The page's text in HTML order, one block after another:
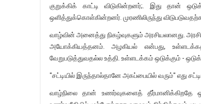
குறுக்கிக் காட்டி விடுகின்றனர்;. இது தான்
ஒளித்துக்கொள்கின்றனர். முரணிலிருந்து
வாழ்வின் அனைத்து நிகழ்வுகளும் அரசியலானது.
அயோக்கியத்தனம். அழகியல் என்பது,
வேறுபடுத்துவதல்ல உத்தி. உள்ளடக்கம் ஒடுக்கும் -
"சட்டியில் இருந்தால்தானே அகப்பையில் வரும்" எது
வாழ்நிலை தான் உணர்வுகளைத்